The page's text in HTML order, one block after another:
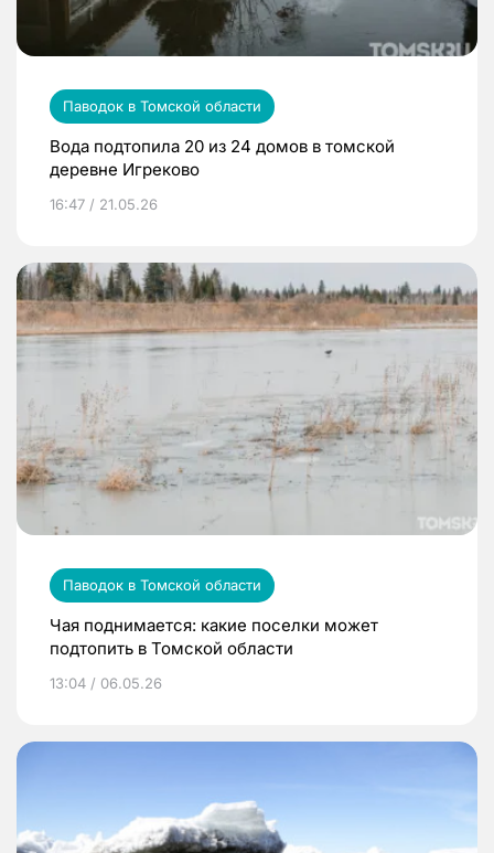
Паводок в Томской области
Вода подтопила 20 из 24 домов в томской
деревне Игреково
16:47 / 21.05.26
Паводок в Томской области
Чая поднимается: какие поселки может
подтопить в Томской области
13:04 / 06.05.26